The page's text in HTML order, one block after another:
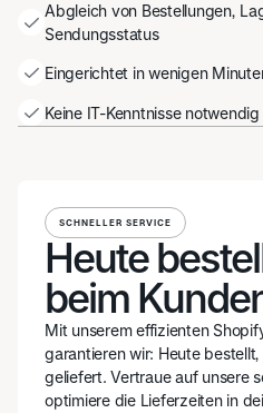
Abgleich von Bestellungen,
Sendungsstatus
Eingerichtet in wenigen
Keine IT-Kenntnisse notwendig
SCHNELLER SERVICE
Heute
beim
Mit unserem effizienten
garantieren wir: Heute
geliefert. Vertraue auf unsere
optimiere die Lieferzeiten in